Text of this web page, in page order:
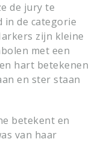
de jury te
in de categorie
zijn kleine
met een
hart betekenen
en ster staan
betekent en
van haar